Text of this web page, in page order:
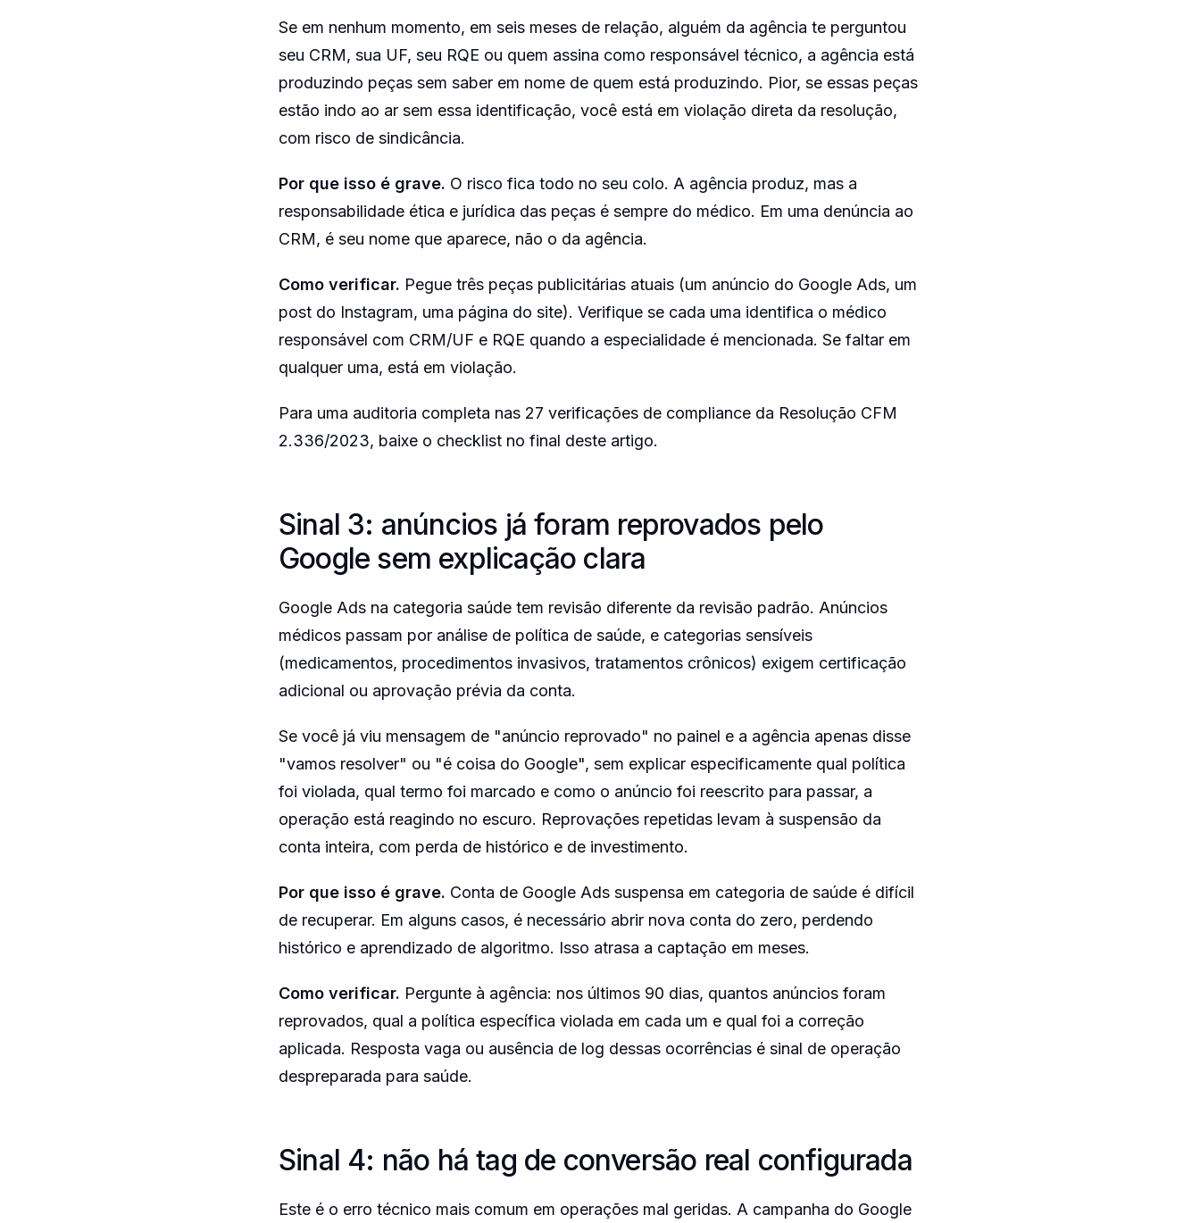
Se em nenhum momento, em seis meses de relação, alguém da agência te perguntou
seu CRM, sua UF, seu RQE ou quem assina como responsável técnico, a agência está
produzindo peças sem saber em nome de quem está produzindo. Pior, se essas peças
estão indo ao ar sem essa identificação, você está em violação direta da resolução,
com risco de sindicância.
Por que isso é grave. O risco fica todo no seu colo. A agência produz, mas a
responsabilidade ética e jurídica das peças é sempre do médico. Em uma denúncia ao
CRM, é seu nome que aparece, não o da agência.
Como verificar. Pegue três peças publicitárias atuais (um anúncio do Google Ads, um
post do Instagram, uma página do site). Verifique se cada uma identifica o médico
responsável com CRM/UF e RQE quando a especialidade é mencionada. Se faltar em
qualquer uma, está em violação.
Para uma auditoria completa nas 27 verificações de compliance da Resolução CFM
2.336/2023, baixe o checklist no final deste artigo.
Sinal 3: anúncios já foram reprovados pelo
Google sem explicação clara
Google Ads na categoria saúde tem revisão diferente da revisão padrão. Anúncios
médicos passam por análise de política de saúde, e categorias sensíveis
(medicamentos, procedimentos invasivos, tratamentos crônicos) exigem certificação
adicional ou aprovação prévia da conta.
Se você já viu mensagem de "anúncio reprovado" no painel e a agência apenas disse
"vamos resolver" ou "é coisa do Google", sem explicar especificamente qual política
foi violada, qual termo foi marcado e como o anúncio foi reescrito para passar, a
operação está reagindo no escuro. Reprovações repetidas levam à suspensão da
conta inteira, com perda de histórico e de investimento.
Por que isso é grave. Conta de Google Ads suspensa em categoria de saúde é difícil
de recuperar. Em alguns casos, é necessário abrir nova conta do zero, perdendo
histórico e aprendizado de algoritmo. Isso atrasa a captação em meses.
Como verificar. Pergunte à agência: nos últimos 90 dias, quantos anúncios foram
reprovados, qual a política específica violada em cada um e qual foi a correção
aplicada. Resposta vaga ou ausência de log dessas ocorrências é sinal de operação
despreparada para saúde.
Sinal 4: não há tag de conversão real configurada
Este é o erro técnico mais comum em operações mal geridas. A campanha do Google